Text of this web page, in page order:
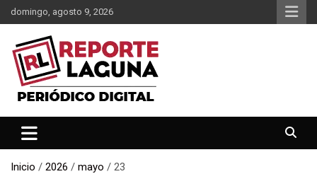
Saltar
al
contenido
domingo, agosto 9, 2026
Reporte Laguna
Inicio 2026 mayo 23